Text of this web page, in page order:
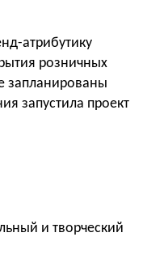
атрибутику
розничных
запланированы
запустила проект
и творческий